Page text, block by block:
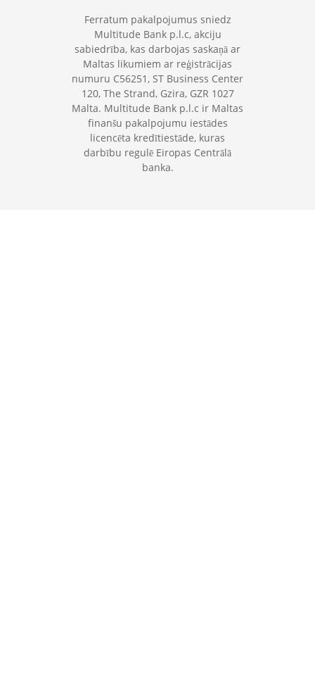
Ferratum pakalpojumus sniedz
Multitude Bank p.l.c, akciju
sabiedrība, kas darbojas saskaņā ar
Maltas likumiem ar reģistrācijas
numuru C56251, ST Business Center
120, The Strand, Gzira, GZR 1027
Malta. Multitude Bank p.l.c ir Maltas
finanšu pakalpojumu iestādes
licencēta kredītiestāde, kuras
darbību regulē Eiropas Centrālā
banka.